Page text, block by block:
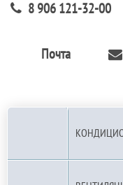
8 906 121-32-00
Почта